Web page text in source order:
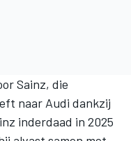
Sainz, die
naar Audi dankzij
inderdaad in 2025